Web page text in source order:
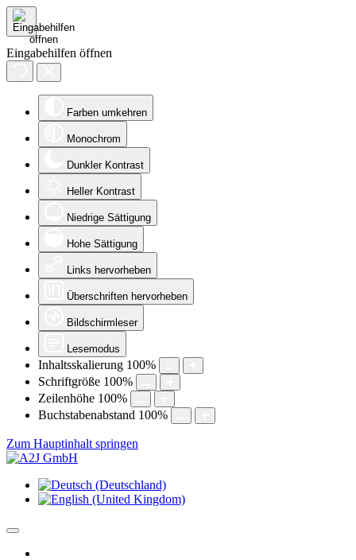
Eingabehilfen öffnen
Farben umkehren
Monochrom
Dunkler Kontrast
Heller Kontrast
Niedrige Sättigung
Hohe Sättigung
Links hervorheben
Überschriften hervorheben
Bildschirmleser
Lesemodus
Inhaltsskalierung 100%
Schriftgröße 100%
Zeilenhöhe 100%
Buchstabenabstand 100%
Zum Hauptinhalt springen